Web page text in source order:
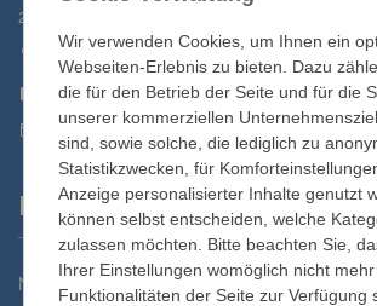
2700 Wiener Neustadt, Domplatz 1
02622 29131-5040
st.bernhard@edw.or.at
Links
Newsletter
Wir verwenden Cookies, um Ihnen ein
Webseiten-Erlebnis zu bieten. Dazu
die für den Betrieb der Seite und für die
unserer kommerziellen
sind, sowie solche, die lediglich zu
Statistikzwecken, für
Anzeige personalisierter Inhalte genutzt
können selbst entscheiden, welche
zulassen möchten. Bitte beachten Sie,
Ihrer Einstellungen womöglich nicht mehr
Funktionalitäten der Seite zur Verfügung